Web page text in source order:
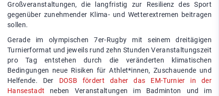
Großveranstaltungen, die langfristig zur Resilienz des Sport
gegenüber zunehmender Klima- und Wetterextremen beitragen
sollen.
Gerade im olympischen 7er-Rugby mit seinem dreitägigen
Turnierformat und jeweils rund zehn Stunden Veranstaltungszeit
pro Tag entstehen durch die veränderten klimatischen
Bedingungen neue Risiken für Athlet*innen, Zuschauende und
Helfende. Der DOSB fördert daher das EM-Turnier in der
Hansestadt neben Veranstaltungen im Badminton und im